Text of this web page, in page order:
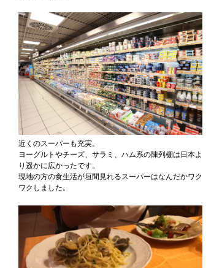
近くのスーパーも充実。
ヨーグルトやチーズ、サラミ、ハム系の陳列棚は日本よ
り遥かに広かったです。
現地の方の食生活が垣間見れるスーパーはなんだかワク
ワクしました。